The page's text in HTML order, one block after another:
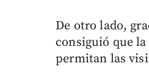
De otro lado,
consiguió que
permitan las